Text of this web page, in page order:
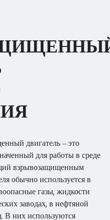
двигатель – это
для работы в среде
взрывозащищенным
обычно используется в
газы, жидкости
заводах, в нефтяной
В них используются